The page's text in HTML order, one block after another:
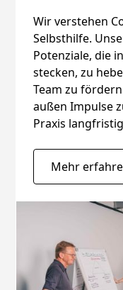
Wir verstehen
Selbsthilfe.
Potenziale, die
stecken, zu
Team zu
außen Impulse
Praxis
Mehr